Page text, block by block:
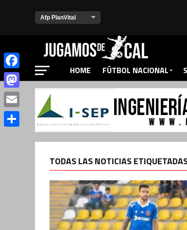
HOME FÚTBOL NACIONAL
TODAS LAS NOTICIAS
Facebook
Mastodon
Email
Compartir